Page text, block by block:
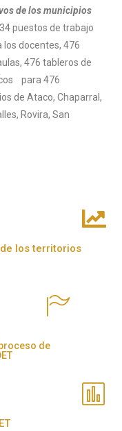
de los municipios
puestos de trabajo
los docentes, 476
476 tableros de
para 476
de Ataco, Chaparral,
Rovira, San
los territorios
de